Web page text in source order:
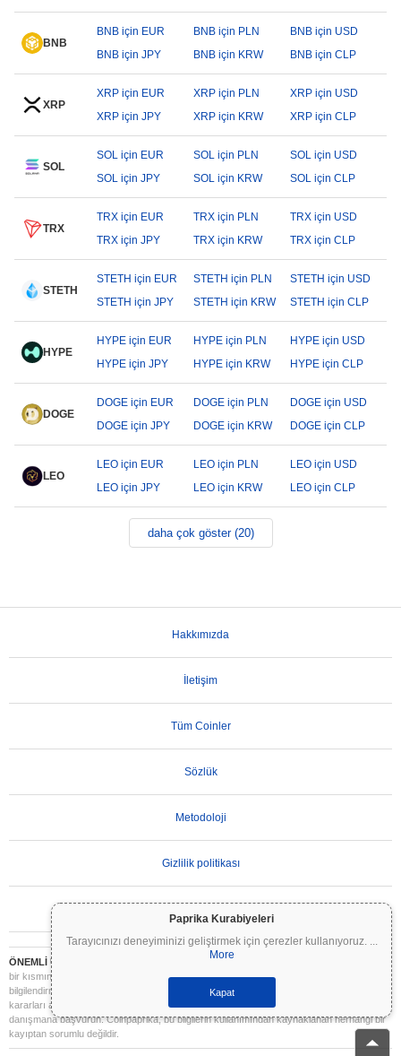
Paprika Kurabiyeleri
Tarayıcınızı deneyiminizi geliştirmek için çerezler kullanıyoruz. ...
More
Kapat
BNB
BNB için EUR BNB için PLN
BNB için USD
BNB için JPY
BNB için KRW BNB için CLP
XRP
XRP için EUR XRP için PLN
XRP için USD
XRP için JPY
XRP için KRW XRP için CLP
SOL
SOL için EUR SOL için PLN
SOL için USD
SOL için JPY
SOL için KRW SOL için CLP
TRX
TRX için EUR TRX için PLN
TRX için USD
TRX için JPY
TRX için KRW TRX için CLP
STETH
STETH için EUR STETH için PLN
STETH için USD
STETH için JPY
STETH için KRW STETH için CLP
HYPE
HYPE için EUR HYPE için PLN
HYPE için USD
HYPE için JPY
HYPE için KRW HYPE için CLP
DOGE
DOGE için EUR DOGE için PLN
DOGE için USD
DOGE için JPY
DOGE için KRW DOGE için CLP
LEO
LEO için EUR LEO için PLN
LEO için USD
LEO için JPY
LEO için KRW LEO için CLP
daha çok göster (20)
Hakkımızda
İletişim
Tüm Coinler
Sözlük
Metodoloji
Gizlilik politikası
ÖNEMLİ UYARI:
Kripto paralar son derece volatildir ve önemli riskler içerir. Yatırımınızın
bir kısmını veya tamamını kaybedebilirsiniz. Coinpaprika üzerindeki tüm bilgiler yalnızca
bilgilendirme amaçlıdır ve finansal veya yatırım tavsiyesi niteliği taşımaz. Yatırım
kararları almadan önce daima kendi araştırmanızı yapın (DYOR) ve nitelikli bir finansal
danışmana başvurun. Coinpaprika, bu bilgilerin kullanımından kaynaklanan herhangi bir
kayıptan sorumlu değildir.